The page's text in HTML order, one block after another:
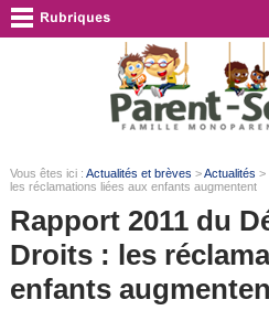
Vous êtes ici : Actualités et brèves >Actualités >
les réclamations liées aux enfants augmentent
Rapport 2011 du
Droits : les
enfants